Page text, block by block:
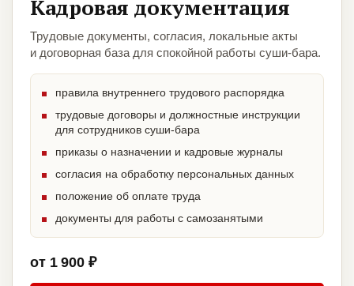
Кадровая документация
Трудовые документы, согласия, локальные акты
и договорная база для спокойной работы суши-бара.
правила внутреннего трудового распорядка
трудовые договоры и должностные инструкции
для сотрудников суши-бара
приказы о назначении и кадровые журналы
согласия на обработку персональных данных
положение об оплате труда
документы для работы с самозанятыми
от 1 900 ₽